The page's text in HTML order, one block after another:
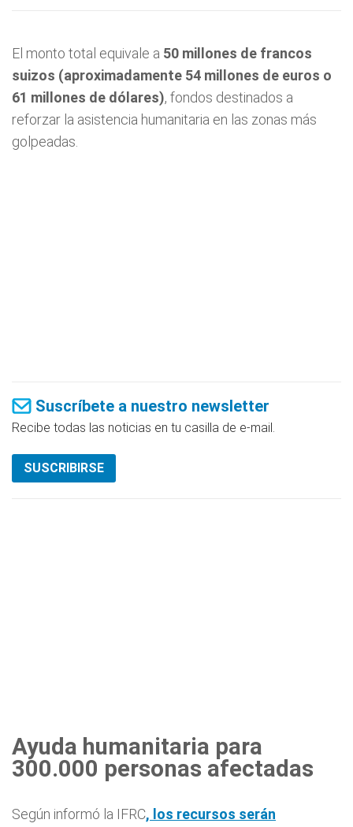
El monto total equivale a 50 millones de francos
suizos (aproximadamente 54 millones de euros o
61 millones de dólares), fondos destinados a
reforzar la asistencia humanitaria en las zonas más
golpeadas.
Suscríbete a nuestro newsletter
Recibe todas las noticias en tu casilla de e-mail.
SUSCRIBIRSE
Ayuda humanitaria para
300.000 personas afectadas
Según informó la IFRC, los recursos serán